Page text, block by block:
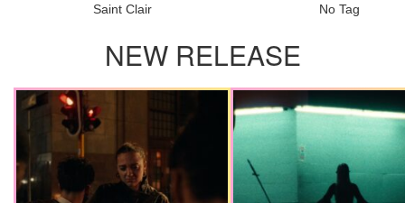
Saint Clair No Tag
NEW RELEASE